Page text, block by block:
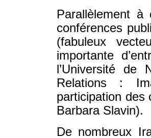
Parallèlement
conférences
(fabuleux
importante
l’Université de
Relations :
participation des
Barbara Slavin).
De nombreux